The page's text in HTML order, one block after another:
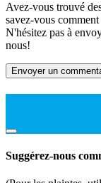
Avez-vous trouvé
savez-vous
N'hésitez pas à
nous!
Envoyer un
Suggérez-nous